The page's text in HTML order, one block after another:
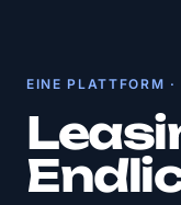
EINE PLATTFORM